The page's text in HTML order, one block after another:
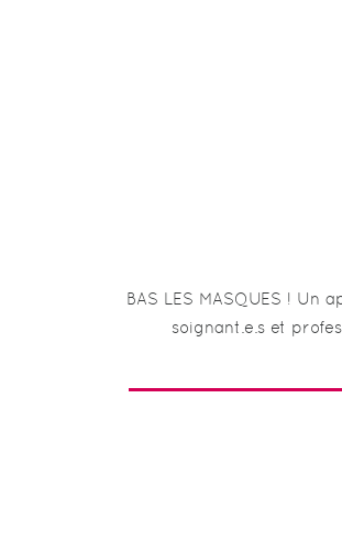
BAS LES MASQUES !
soignant.e.s et